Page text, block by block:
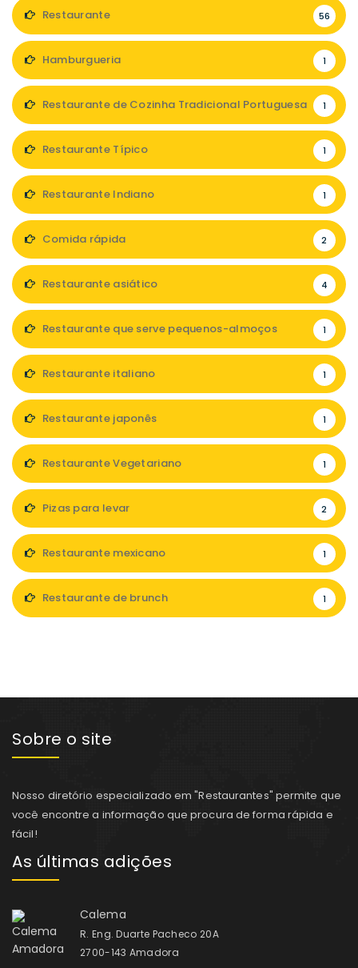
Restaurante 56
Hamburgueria 1
Restaurante de Cozinha Tradicional Portuguesa 1
Restaurante Típico 1
Restaurante Indiano 1
Comida rápida 2
Restaurante asiático 4
Restaurante que serve pequenos-almoços 1
Restaurante italiano 1
Restaurante japonês 1
Restaurante Vegetariano 1
Pizas para levar 2
Restaurante mexicano 1
Restaurante de brunch 1
Sobre o site
Nosso diretório especializado em "Restaurantes" permite que
você encontre a informação que procura de forma rápida e
fácil!
As últimas adições
Calema
R. Eng. Duarte Pacheco 20A
2700-143 Amadora